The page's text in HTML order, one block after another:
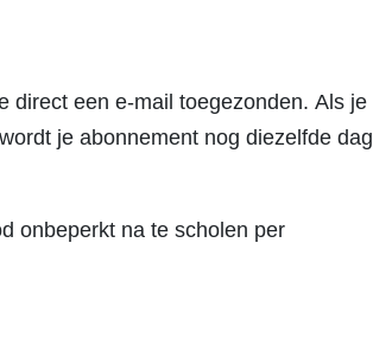
direct een e-mail toegezonden. Als je
je abonnement nog diezelfde dag
onbeperkt na te scholen per